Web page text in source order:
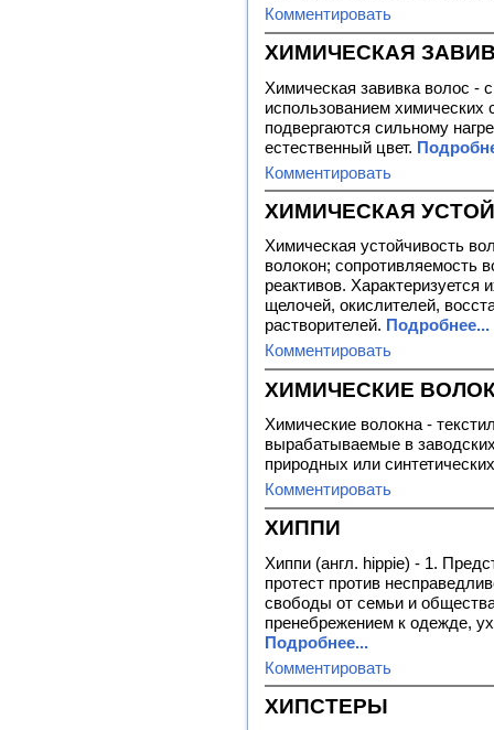
Комментировать
ХИМИЧЕСКАЯ
Химическая завивка волос -
использованием химических
подвергаются сильному
естественный цвет.
Комментировать
ХИМИЧЕСКАЯ
Химическая устойчивость
волокон; сопротивляемость
реактивов. Характеризуется
щелочей, окислителей,
растворителей. Подробнее...
Комментировать
ХИМИЧЕСКИЕ
Химические волокна -
вырабатываемые в
природных или
Комментировать
ХИППИ
Хиппи (англ. hippie) - 1.
протест против
свободы от семьи и
пренебрежением к одежде,
Подробнее...
Комментировать
ХИПСТЕРЫ